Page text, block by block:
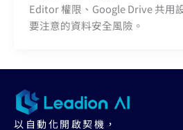
Editor 權限、Google Drive 共用
要注意的資料安全風險。
以自動化開啟契機，